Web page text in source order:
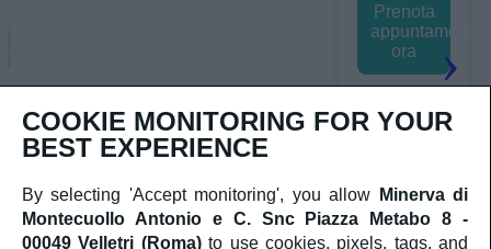
Prenota
appuntamento
ora
date
centralino al
numero+39
06 9635554
Visita Urologica di
controllo
COOKIE MONITORING FOR YOUR
BEST EXPERIENCE
By selecting 'Accept monitoring', you allow
Minerva di
Montecuollo Antonio e C. Snc Piazza Metabo 8 -
00049 Velletri (Roma) to use cookies, pixels, tags, and